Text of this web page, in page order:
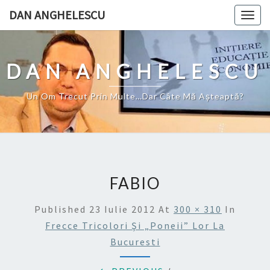
DAN ANGHELESCU
DAN ANGHELESCU
Un Om Trecut Prin Multe…Dar Câte Mă Aşteaptă?
FABIO
Published 23 Iulie 2012 At 300 × 310 In
Frecce Tricolori Şi „poneii” Lor La
Bucuresti